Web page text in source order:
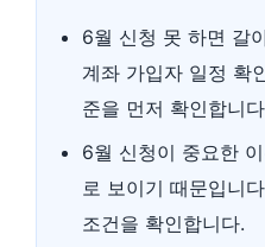
6월 신청 못 하면 갈
계좌 가입자 일정 확
준을 먼저 확인합니
6월 신청이 중요한
로 보이기 때문입니
조건을 확인합니다.